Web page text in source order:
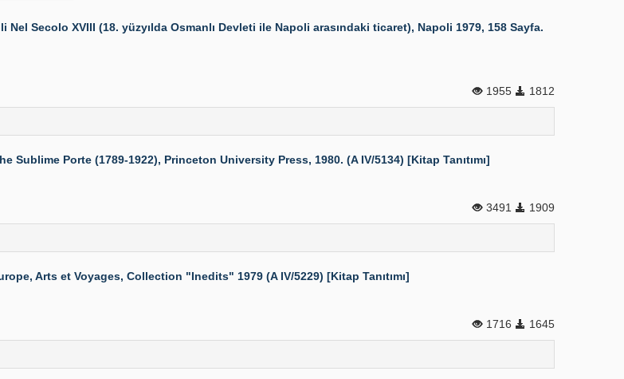
Secolo XVIII (18. yüzyılda Osmanlı Devleti ile Napoli arasındaki ticaret), Napoli 1979, 158 Sayfa.
1955 1812
Sublime Porte (1789-1922), Princeton University Press, 1980. (A IV/5134) [Kitap Tanıtımı]
3491 1909
Arts et Voyages, Collection "Inedits" 1979 (A IV/5229) [Kitap Tanıtımı]
1716 1645